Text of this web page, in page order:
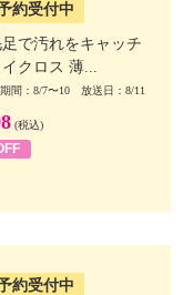
約受付中
で汚れをキャッチ
クロス 薄...
間：8/7〜10 放送日：8/11
(税込)
約受付中